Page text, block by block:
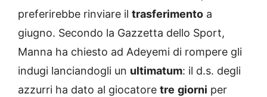
preferirebbe rinviare il trasferimento a
giugno. Secondo la Gazzetta dello Sport,
Manna ha chiesto ad Adeyemi di rompere gli
indugi lanciandogli un ultimatum: il d.s. degli
azzurri ha dato al giocatore tre giorni per